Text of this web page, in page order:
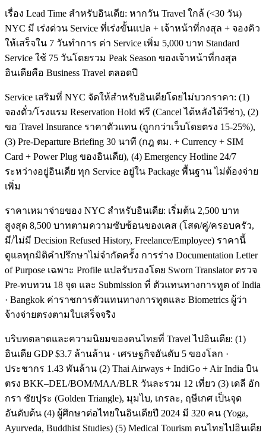
เรื่อง Lead Time สำหรับอินเดีย: หากวัน Travel ใกล้ (<30 วัน)
NYC มี เร่งด่วน Service ที่เร่งขั้นแปล + เจ้าหน้าที่กงสุล + จองคิว
ให้เสร็จใน 7 วันทำการ ค่า Service เพิ่ม 5,000 บาท Standard
Service ใช้ 75 วันโดยรวม Peak Season ของเจ้าหน้าที่กงสุล
อินเดียคือ Business Travel ตลอดปี
Service เสริมที่ NYC จัดให้สำหรับอินเดียโดยไม่บวกราคา: (1)
จองตั๋ว/โรงแรม Reservation Hold ฟรี (Cancel ได้หลังได้วีซ่า), (2)
ขอ Travel Insurance ราคาตัวแทน (ถูกกว่าเว็บโดยตรง 15-25%),
(3) Pre-Departure Briefing 30 นาที (กฎ ตม. + Currency + SIM
Card + Power Plug ของอินเดีย), (4) Emergency Hotline 24/7
ระหว่างอยู่อินเดีย ทุก Service อยู่ใน Package พื้นฐาน ไม่ต้องจ่าย
เพิ่ม
ราคาเหมาจ่ายของ NYC สำหรับอินเดีย: เริ่มต้น 2,500 บาท
สูงสุด 8,500 บาทตามความซับซ้อนของเคส (โสด/คู่/ครอบครัว,
มี/ไม่มี Decision Refused History, Freelance/Employee) ราคานี้
ดูแลทุกมิติคำปรึกษาไม่จำกัดครั้ง การร่าง Documentation Letter
of Purpose เฉพาะ Profile แปลรับรองโดย Sworn Translator ตรวจ
Pre-ทบทวน 18 จุด และ Submission ที่ ตัวแทนทางการทูต of India
· Bangkok ค่าราชการตัวแทนทางการทูตและ Biometrics ผู้ว่า
จ้างจ่ายตรงตามใบเสร็จจริง
บริบทตลาดและความนิยมของคนไทยที่ Travel ไปอินเดีย: (1)
อินเดีย GDP $3.7 ล้านล้าน · เศรษฐกิจอันดับ 5 ของโลก ·
ประชากร 1.43 พันล้าน (2) Thai Airways + IndiGo + Air India บิน
ตรง BKK–DEL/BOM/MAA/BLR วันละรวม 12 เที่ยว (3) เดลี อัก
กรา ชัยปุระ (Golden Triangle), มุมไบ, เกรละ, ฤษีเกศ เป็นจุด
อันดับต้น (4) ผู้ศึกษาต่อไทยในอินเดียปี 2024 มี 320 คน (Yoga,
Ayurveda, Buddhist Studies) (5) Medical Tourism คนไทยไปอินเดีย